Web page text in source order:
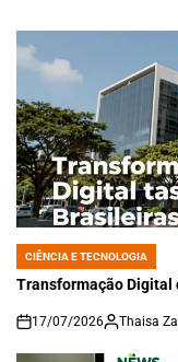
POSTED
IN
CIÊNCIA E TECNOLOGIA
Transformação Digital
on
17/07/2026 Thaisa